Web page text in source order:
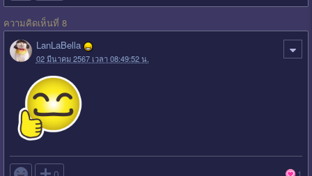
ความคิดเห็นที่ 8
LanLaBella
02 มีนาคม 2567 เวลา 08:49:52 น.